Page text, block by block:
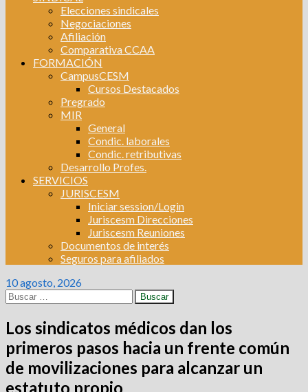
Elecciones sindicales
Negociaciones
Afiliación
Comparativa CCAA
FORMACIÓN
CampusCESM
Cursos Destacados
Pregrado
MIR
General
Condic. laborales
Condic. retributivas
Desarrollo Profes.
SERVICIOS
JURISCESM
Iniciar session/Login
Juriscesm Direcciones
Juriscesm Reuniones
Documentos de interés
Seguros para afiliados
10 agosto, 2026
Buscar:
Los sindicatos médicos dan los
primeros pasos hacia un frente común
de movilizaciones para alcanzar un
estatuto propio